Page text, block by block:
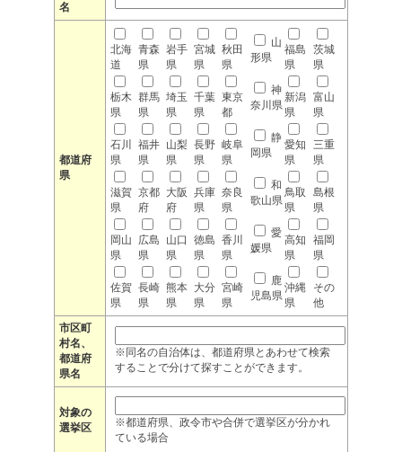
名
都道府
県
北海
道
青森
県
岩手
県
宮城
県
秋田
県
山
形県
福島
県
茨城
県
栃木
県
群馬
県
埼玉
県
千葉
県
東京
都
神
奈川県
新潟
県
富山
県
石川
県
福井
県
山梨
県
長野
県
岐阜
県
静
岡県
愛知
県
三重
県
滋賀
県
京都
府
大阪
府
兵庫
県
奈良
県
和
歌山県
鳥取
県
島根
県
岡山
県
広島
県
山口
県
徳島
県
香川
県
愛
媛県
高知
県
福岡
県
佐賀
県
長崎
県
熊本
県
大分
県
宮崎
県
鹿
児島県
沖縄
県
その
他
市区町
村名、
都道府
県名
※同名の自治体は、都道府県とあわせて検索
することで分けて探すことができます。
対象の
選挙区
※都道府県、政令市や合併で選挙区が分かれ
ている場合